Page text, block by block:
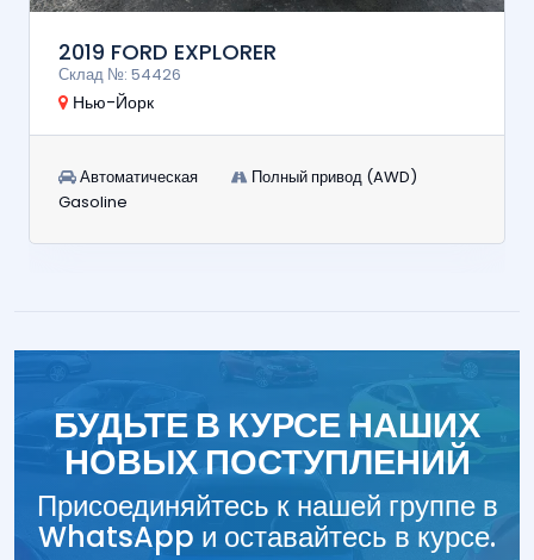
2019 FORD EXPLORER
Склад №: 54426
Нью-Йорк
Автоматическая
Полный привод (AWD)
Gasoline
БУДЬТЕ В КУРСЕ НАШИХ
НОВЫХ ПОСТУПЛЕНИЙ
Присоединяйтесь к нашей группе в
WhatsApp и оставайтесь в курсе.